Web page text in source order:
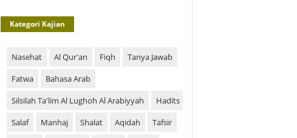
Kategori Kajian
Nasehat Al Qur'an Fiqh
Tanya Jawab
Fatwa
Bahasa Arab
Silsilah Ta'lim Al Lughoh Al Arabiyyah
Hadits
Salaf
Manhaj Shalat Aqidah
Tafsir